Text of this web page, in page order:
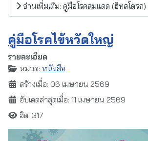
อ่านเพิ่มเติม: คู่มือโรคลมแดด (ฮีทสโตรก)
คู่มือโรคไข้หวัดใหญ่
รายละเอียด
หมวด: หนังสือ
สร้างเมื่อ: 06 เมษายน 2569
อัปเดตล่าสุดเมื่อ: 11 เมษายน 2569
ฮิต: 317